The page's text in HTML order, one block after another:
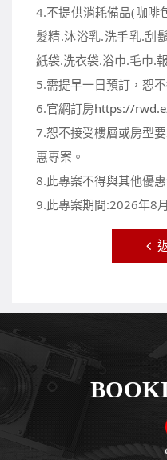
4.不提供消耗備品(咖啡
髮精.沐浴乳.洗手乳.刮
紙袋.洗衣袋.浴巾.毛巾.
5.需提早一日預訂，恕
6.官網訂房https://
7.恕不接受樓層或房型
惠專案。
8.此專案不得與其他優
9.此專案期間:2026年8